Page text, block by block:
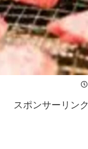
スポンサーリンク